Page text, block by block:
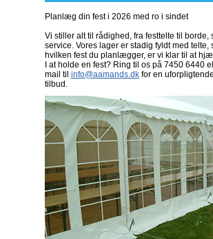
Planlæg din fest i 2026 med ro i sindet
Vi stiller alt til rådighed, fra festtelte til borde,
service. Vores lager er stadig fyldt med telte,
hvilken fest du planlægger, er vi klar til at
I at holde en fest? Ring til os på 7450 6440
mail til info@aamands.dkfor en
tilbud.